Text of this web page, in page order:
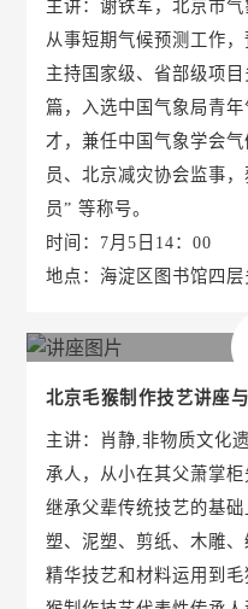
主讲：谢铁军，北京市
从事短期气候预测工作，
主持国家级、省部级项
篇，入选中国气象局青
才，兼任中国气象学会
员、北京减灾协会监事
员” 等称号。
时间：7月5日14：00
地点：海淀区图书馆四层
北京毛猴制作技艺讲座
主讲：肖静,非物质文化
承人，从小在其父萧掌
继承父辈传统技艺的基
塑、泥塑、剪纸、木雕
精华技艺和材料运用到